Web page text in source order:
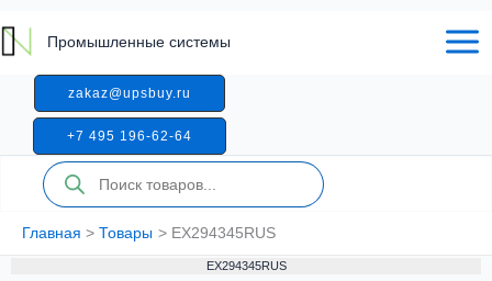
к
содержимому
Промышленные системы
zakaz@upsbuy.ru
+7 495 196-62-64
Поиск
товаров
Главная Товары EX294345RUS
EX294345RUS